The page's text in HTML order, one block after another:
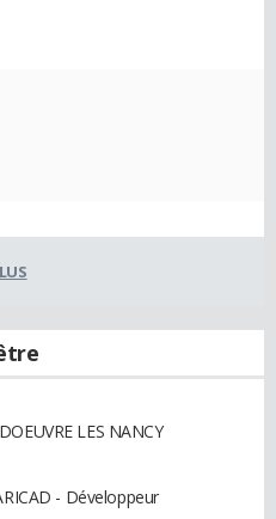
LES NANCY
- Développeur